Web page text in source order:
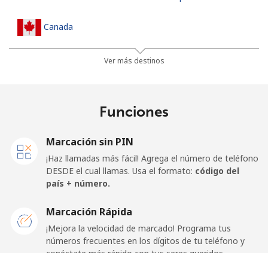
Canada
665 min por ⁦$10⁩
⁦39.5¢⁩ 25 min por ⁦$10⁩ ⁦16¢⁩
Línea fija ⁦23.5¢⁩ 42 min por ⁦$10⁩
Ver más destinos
Funciones
Marcación sin PIN
¡Haz llamadas más fácil! Agrega el número de teléfono
DESDE el cual llamas. Usa el formato: código del
país + número.
Marcación Rápida
¡Mejora la velocidad de marcado! Programa tus
números frecuentes en los dígitos de tu teléfono y